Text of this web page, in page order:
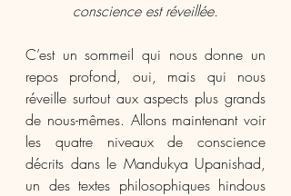
conscience est réveillée.
C’est un sommeil qui nous donne un
repos profond, oui, mais qui nous
réveille surtout aux aspects plus grands
de nous-mêmes. Allons maintenant voir
les quatre niveaux de conscience
décrits dans le Mandukya Upanishad,
un des textes philosophiques hindous